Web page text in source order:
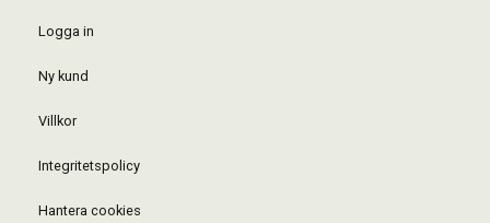
Logga in
Ny kund
Villkor
Integritetspolicy
Hantera cookies